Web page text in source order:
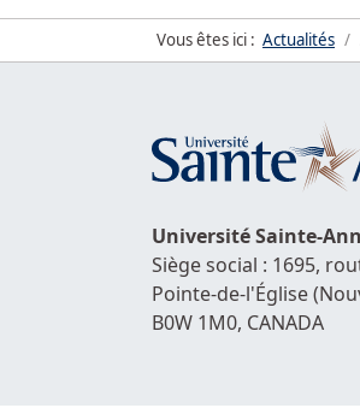
Vous êtes ici : Actualités
UniversitéSainte-
Siège social : 1695,
Pointe-de-l'Église
B0W 1M0, CANADA